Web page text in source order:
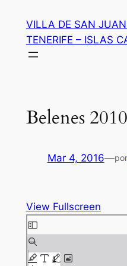
contenido
VILLA DE SAN
TENERIFE – ISLAS
Belenes
Mar 4, 2016—por
View Fullscreen
Saltar
al
contenido